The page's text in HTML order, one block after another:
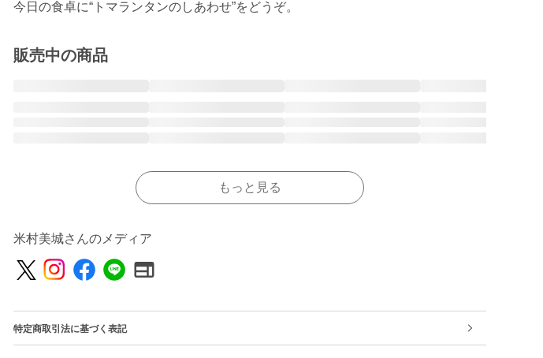
販売中の商品
もっと見る
米村美城さんのメディア
特定商取引法に基づく表記